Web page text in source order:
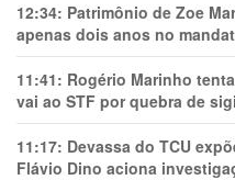
12:34: Patrimônio de Zoe
apenas dois anos no
11:41: Rogério Marinho
vai ao STF por quebra de
11:17: Devassa do TCU
Flávio Dino aciona